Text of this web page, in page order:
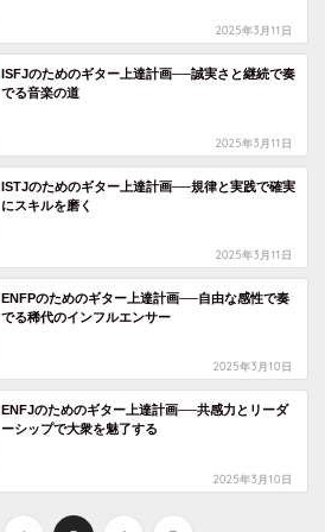
2025年3月11日
ISFJのためのギター上達計画──誠実さと継続で奏
でる音楽の道
2025年3月11日
ISTJのためのギター上達計画──規律と実践で確実
にスキルを磨く
2025年3月11日
ENFPのためのギター上達計画──自由な感性で奏
でる稀代のインフルエンサー
2025年3月10日
ENFJのためのギター上達計画──共感力とリーダ
ーシップで大衆を魅了する
2025年3月10日